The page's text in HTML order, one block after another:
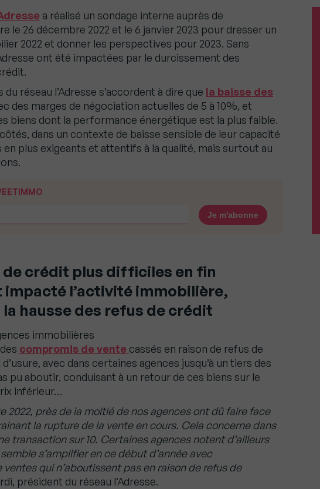
a réalisé un sondage interne auprès de
le 26 décembre 2022 et le 6 janvier 2023 pour dresser un
2022 et donner les perspectives pour 2023. Sans
ont été impactées par le durcissement des
réseau l’Adresse s’accordent à dire que la baisse des
des marges de négociation actuelles de 5 à 10%, et
biens dont la performance énergétique est la plus faible.
dans un contexte de baisse sensible de leur capacité
en plus exigeants et attentifs à la qualité, mais surtout au
crédit plus difficiles en fin
impacté l’activité immobilière,
hausse des refus de crédit
immobilières
compromis de vente cassés en raison de refus de
avec dans certaines agences jusqu’à un tiers des
pu aboutir, conduisant à un retour de ces biens sur le
inférieur…
2022, près de la moitié de nos agences ont dû faire face
la rupture de la vente en cours. Cela concerne dans
transaction sur 10. Certaines agences notent d’ailleurs
s’amplifier en ce début d’année avec
ventesqui n’aboutissent pas en raison de refus de
président du réseau l’Adresse.